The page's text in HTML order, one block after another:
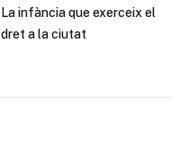
La infància que exerceix el
dret a la ciutat